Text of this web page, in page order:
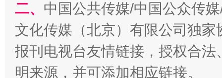
“刷贴”乱象丛生
生
二、 中国公共传媒/中国公众传
文化传媒（北京）有限公司独
报刊电视台友情链接，授权合
明来源，并可添加相应链接。